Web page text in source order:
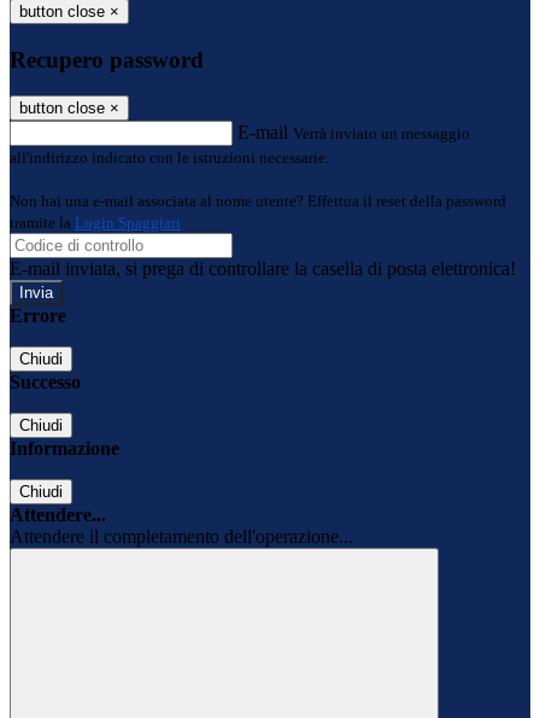
button close ×
Recupero password
button close ×
E-mail Verrà inviato un messaggio
all'indirizzo indicato con le istruzioni necessarie.
Non hai una e-mail associata al nome utente? Effettua il reset della password
tramite la Login Spaggiari
E-mail inviata, si prega di controllare la casella di posta elettronica!
Errore
Chiudi
Successo
Chiudi
Informazione
Chiudi
Attendere...
Attendere il completamento dell'operazione...